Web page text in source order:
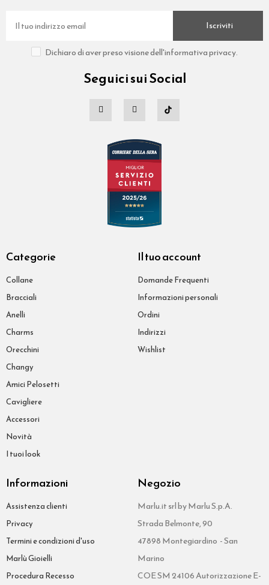
Iscriviti
Dichiaro di aver preso visione dell'informativa privacy.
Seguici sui Social
Categorie
Collane
Bracciali
Anelli
Charms
Orecchini
Changy
Amici Pelosetti
Cavigliere
Accessori
Novità
I tuoi look
Il tuo account
Domande Frequenti
Informazioni personali
Ordini
Indirizzi
Wishlist
Informazioni
Assistenza clienti
Privacy
Termini e condizioni d'uso
Marlù Gioielli
Procedura Recesso
Negozio
Marlu.it srl by Marlu S.p.A.
Strada Belmonte, 90
47898 Montegiardino - San
Marino
COE SM 24106 Autorizzazione E-